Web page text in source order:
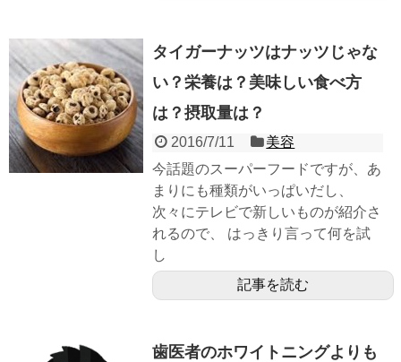
タイガーナッツはナッツじゃな
い？栄養は？美味しい食べ方
は？摂取量は？
2016/7/11
美容
今話題のスーパーフードですが、あ
まりにも種類がいっぱいだし、
次々にテレビで新しいものが紹介さ
れるので、 はっきり言って何を試
し
記事を読む
歯医者のホワイトニングよりも